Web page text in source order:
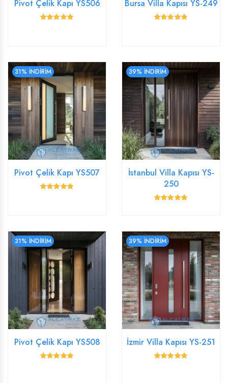
Pivot Çelik Kapı YS506 Bursa Villa Kapısı YS-249
31% İNDİRİM
Pivot Çelik Kapı YS507
39% İNDİRİM
İstanbul Villa Kapısı YS-
250
31% İNDİRİM
Pivot Çelik Kapı YS508
39% İNDİRİM
İzmir Villa Kapısı YS-251